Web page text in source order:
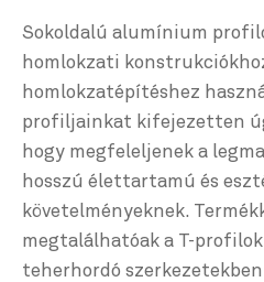
Sokoldalú alumínium
homlokzati
homlokzatépítéshez
profiljainkat kifejezetten
hogy megfeleljenek a
hosszú élettartamú és
követelményeknek.
megtalálhatóak a T-
teherhordó